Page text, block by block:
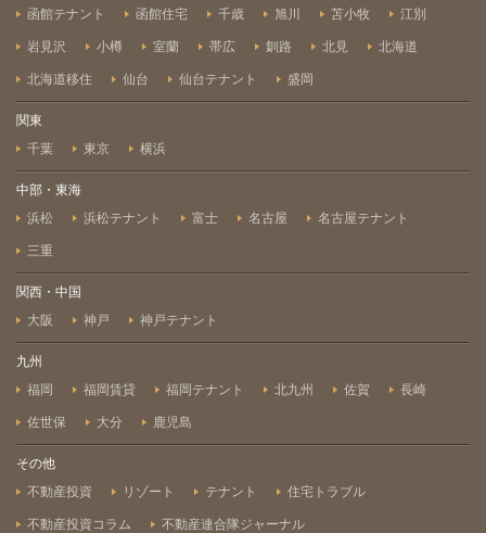
函館テナント 函館住宅 千歳 旭川 苫小牧 江別
岩見沢 小樽 室蘭 帯広 釧路 北見 北海道
北海道移住 仙台 仙台テナント 盛岡
関東
千葉
東京 横浜
中部・東海
浜松
浜松テナント 富士 名古屋 名古屋テナント
三重
関西・中国
大阪
神戸 神戸テナント
九州
福岡
福岡賃貸 福岡テナント 北九州 佐賀 長崎
佐世保 大分 鹿児島
その他
不動産投資
リゾート テナント 住宅トラブル
不動産投資コラム 不動産連合隊ジャーナル